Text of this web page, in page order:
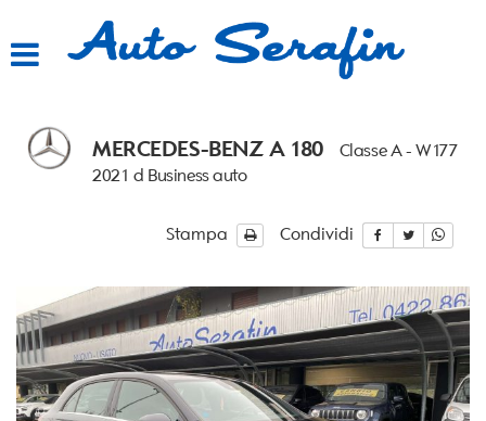
ACQUISTIAMO USATOMERCEDES-BENZ A 180
Classe A - W177
2021 d Business auto
Stampa Condividi